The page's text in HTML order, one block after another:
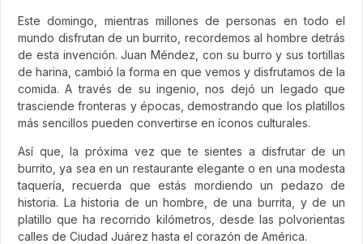
Este domingo, mientras millones de personas en todo el
mundo disfrutan de un burrito, recordemos al hombre detrás
de esta invención. Juan Méndez, con su burro y sus tortillas
de harina, cambió la forma en que vemos y disfrutamos de la
comida. A través de su ingenio, nos dejó un legado que
trasciende fronteras y épocas, demostrando que los platillos
más sencillos pueden convertirse en íconos culturales.
Así que, la próxima vez que te sientes a disfrutar de un
burrito, ya sea en un restaurante elegante o en una modesta
taquería, recuerda que estás mordiendo un pedazo de
historia. La historia de un hombre, de una burrita, y de un
platillo que ha recorrido kilómetros, desde las polvorientas
calles de Ciudad Juárez hasta el corazón de América.